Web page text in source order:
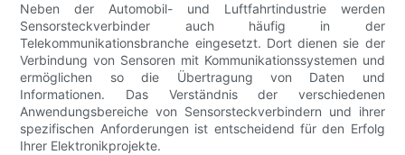
Neben der Automobil- und Luftfahrtindustrie werden
Sensorsteckverbinder auch häufig in der
Telekommunikationsbranche eingesetzt. Dort dienen sie der
Verbindung von Sensoren mit Kommunikationssystemen und
ermöglichen so die Übertragung von Daten und
Informationen. Das Verständnis der verschiedenen
Anwendungsbereiche von Sensorsteckverbindern und ihrer
spezifischen Anforderungen ist entscheidend für den Erfolg
Ihrer Elektronikprojekte.